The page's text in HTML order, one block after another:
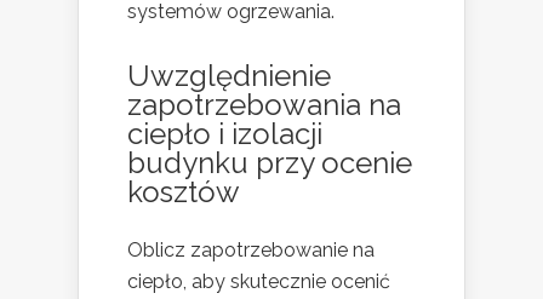
systemów ogrzewania.
Uwzględnienie
zapotrzebowania na
ciepło i izolacji
budynku przy ocenie
kosztów
Oblicz zapotrzebowanie na
ciepło, aby skutecznie ocenić